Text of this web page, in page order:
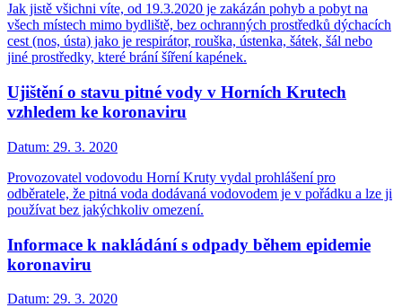
Jak jistě všichni víte, od 19.3.2020 je zakázán pohyb a pobyt na
všech místech mimo bydliště, bez ochranných prostředků dýchacích
cest (nos, ústa) jako je respirátor, rouška, ústenka, šátek, šál nebo
jiné prostředky, které brání šíření kapének.
Ujištění o stavu pitné vody v Horních Krutech
vzhledem ke koronaviru
Datum: 29. 3. 2020
Provozovatel vodovodu Horní Kruty vydal prohlášení pro
odběratele, že pitná voda dodávaná vodovodem je v pořádku a lze ji
používat bez jakýchkoliv omezení.
Informace k nakládání s odpady během epidemie
koronaviru
Datum: 29. 3. 2020